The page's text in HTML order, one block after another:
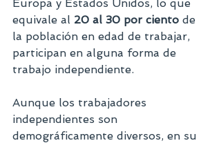
Europa y Estados Unidos, lo que
equivale al 20 al 30 por ciento de
la población en edad de trabajar,
participan en alguna forma de
trabajo independiente.
Aunque los trabajadores
independientes son
demográficamente diversos, en su